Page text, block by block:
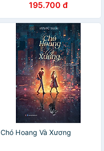
195.700 đ
Chó Hoang Và Xương